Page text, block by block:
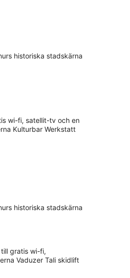
historiska stadskärna
wi-fi, satellit-tv och en
Kulturbar Werkstatt
historiska stadskärna
gratis wi-fi,
Vaduzer Tali skidlift